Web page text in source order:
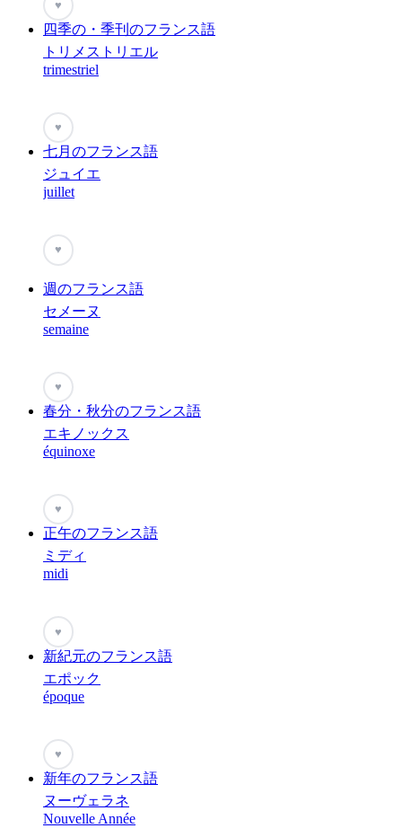
♥
四季の・季刊のフランス語
トリメストリエル
trimestriel
♥
七月のフランス語
ジュイエ
juillet
♥
週のフランス語
セメーヌ
semaine
♥
春分・秋分のフランス語
エキノックス
équinoxe
♥
正午のフランス語
ミディ
midi
♥
新紀元のフランス語
エポック
époque
♥
新年のフランス語
ヌーヴェラネ
Nouvelle Année